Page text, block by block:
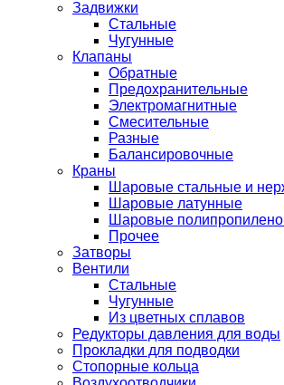
Задвижки
Стальные
Чугунные
Клапаны
Обратные
Предохранительные
Электромагнитные
Смесительные
Разные
Балансировочные
Краны
Шаровые стальные и
Шаровые латунные
Шаровые
Прочее
Затворы
Вентили
Стальные
Чугунные
Из цветных сплавов
Редукторы давления для воды
Прокладки для подводки
Стопорные кольца